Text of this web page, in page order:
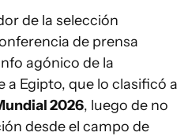
de la selección
de prensa
agónico de la
a Egipto, que lo clasificó a
2026, luego de no
desde el campo de